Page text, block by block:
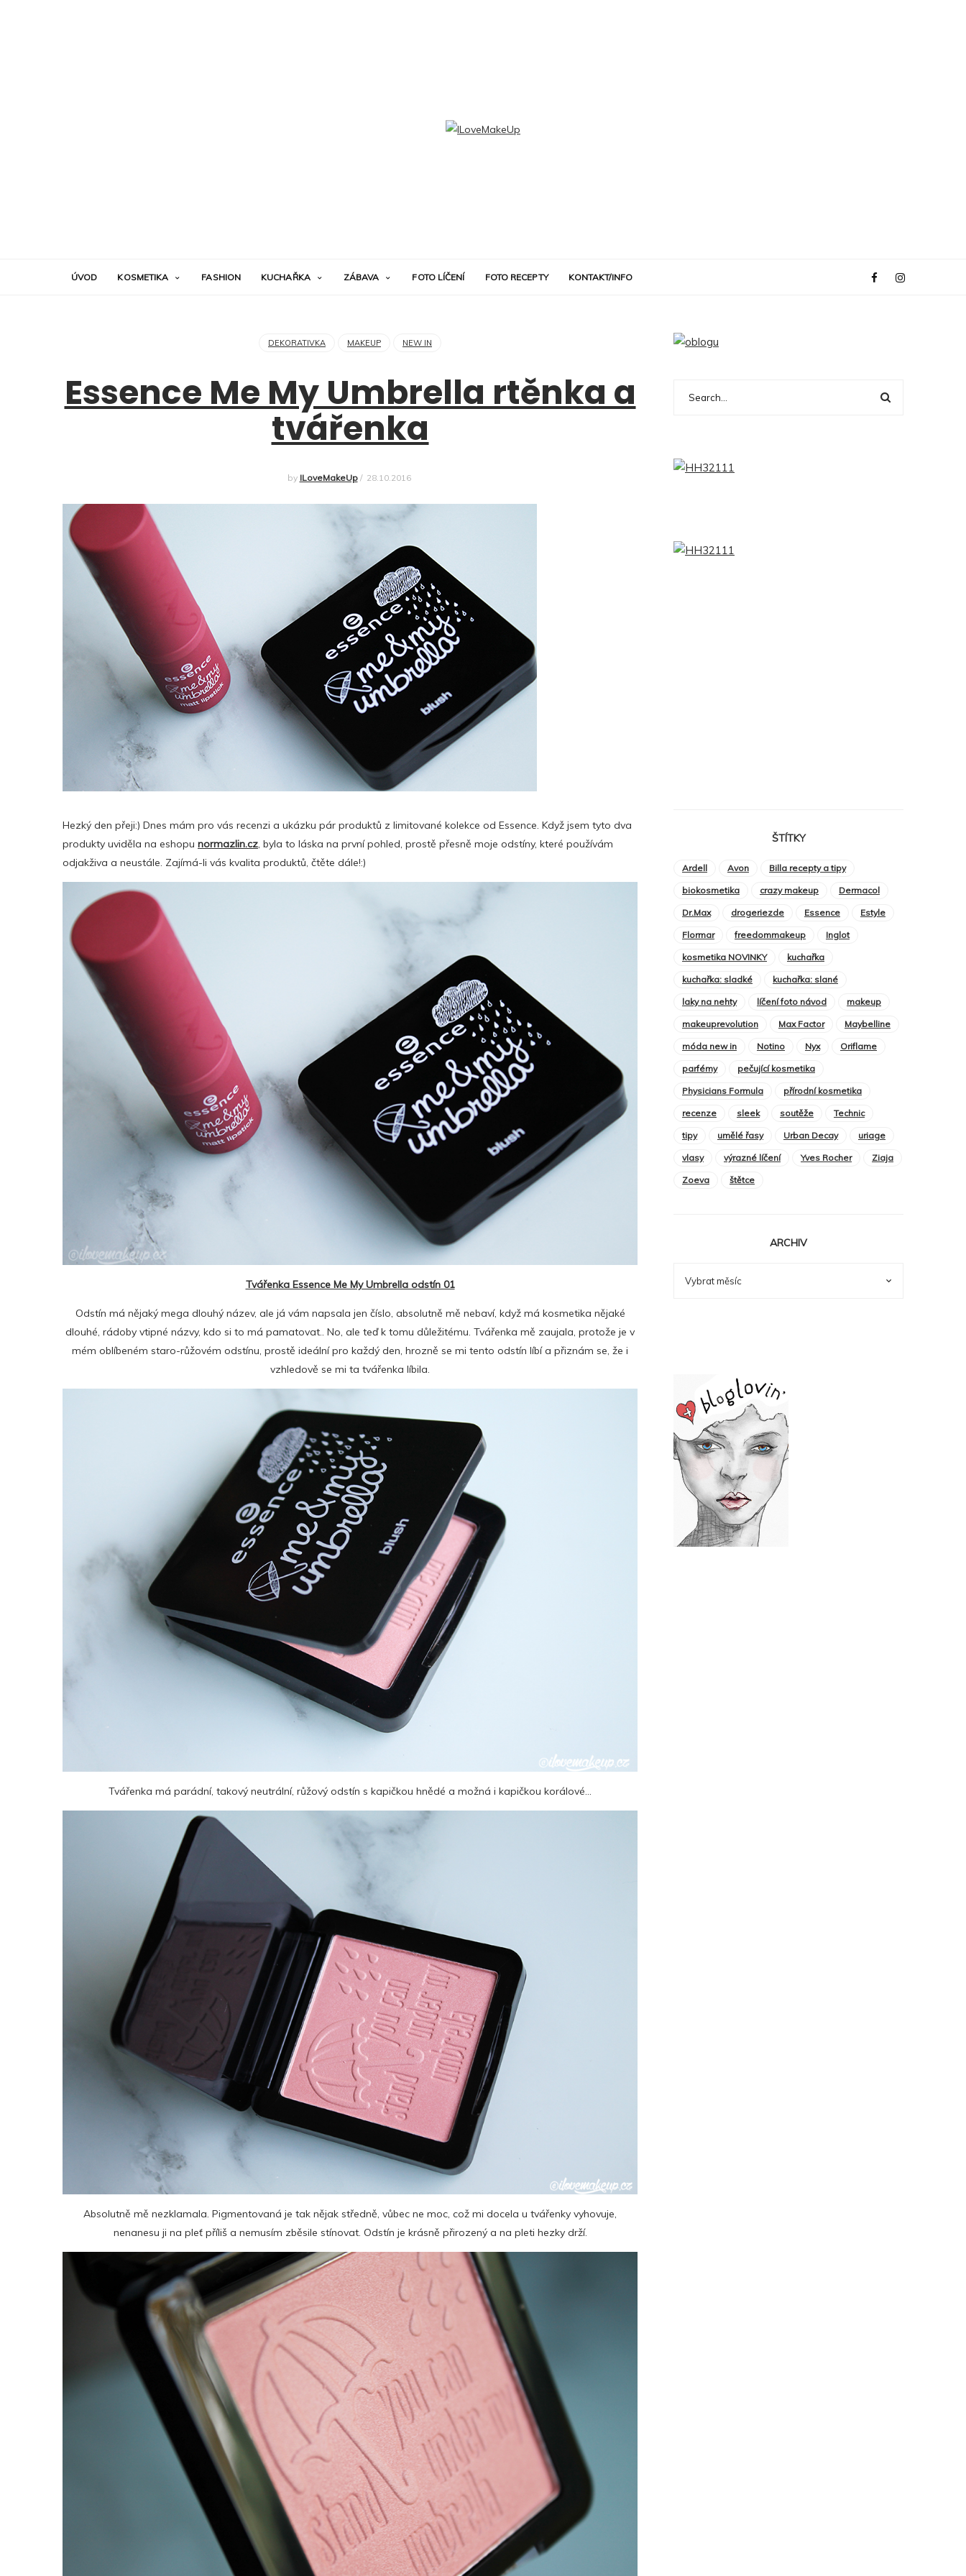
ÚVOD KOSMETIKA FASHION KUCHAŘKA ZÁBAVA FOTO LÍČENÍ FOTO RECEPTY KONTAKT/INFO
DEKORATIVKA MAKEUP NEW IN
Essence Me My Umbrella rtěnka a
tvářenka
by ILoveMakeUp/ 28.10.2016
Hezký den přeji:) Dnes mám pro vás recenzi a ukázku pár produktů z limitované kolekce od Essence. Když jsem tyto dva
produkty uviděla na eshopu normazlin.cz, byla to láska na první pohled, prostě přesně moje odstíny, které používám
odjakživa a neustále. Zajímá-li vás kvalita produktů, čtěte dále!:)
Tvářenka Essence Me My Umbrella odstín 01
Odstín má nějaký mega dlouhý název, ale já vám napsala jen číslo, absolutně mě nebaví, když má kosmetika nějaké
dlouhé, rádoby vtipné názvy, kdo si to má pamatovat.. No, ale teď k tomu důležitému. Tvářenka mě zaujala, protože je v
mém oblíbeném staro-růžovém odstínu, prostě ideální pro každý den, hrozně se mi tento odstín líbí a přiznám se, že i
vzhledově se mi ta tvářenka líbila.
Tvářenka má parádní, takový neutrální, růžový odstín s kapičkou hnědé a možná i kapičkou korálové…
Absolutně mě nezklamala. Pigmentovaná je tak nějak středně, vůbec ne moc, což mi docela u tvářenky vyhovuje,
nenanesu ji na pleť příliš a nemusím zběsile stínovat. Odstín je krásně přirozený a na pleti hezky drží.
ŠTÍTKY
Ardell Avon Billa recepty a tipy
biokosmetika crazy makeup Dermacol
Dr.Max drogeriezde Essence Estyle
Flormar freedommakeup Inglot
kosmetika NOVINKY kuchařka
kuchařka: sladké kuchařka: slané
laky na nehty líčení foto návod makeup
makeuprevolution Max Factor Maybelline
móda new in Notino Nyx Oriflame
parfémy pečující kosmetika
Physicians Formula přírodní kosmetika
recenze sleek soutěže Technic
tipy umělé řasy Urban Decay uriage
vlasy výrazné líčení Yves Rocher Ziaja
Zoeva štětce
ARCHIV